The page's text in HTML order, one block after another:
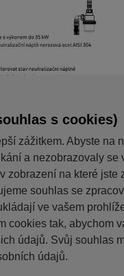
s cookies)
zážitkem. Abyste na
a nezobrazovaly se
zobrazení na které jste
souhlas se
ve vašem
cookies tak, abychom
údajů. Svůj souhlas
údajů.